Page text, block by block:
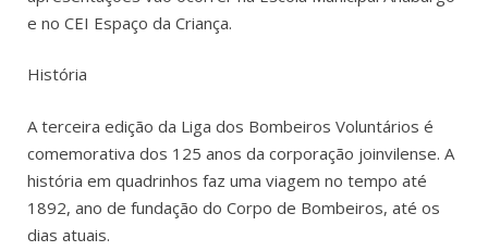
e no CEI Espaço da Criança.
História
A terceira edição da Liga dos Bombeiros Voluntários é
comemorativa dos 125 anos da corporação joinvilense. A
história em quadrinhos faz uma viagem no tempo até
1892, ano de fundação do Corpo de Bombeiros, até os
dias atuais.